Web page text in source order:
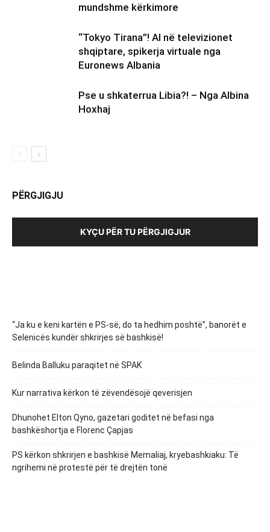
mundshme kërkimore
“Tokyo Tirana”! AI në televizionet
shqiptare, spikerja virtuale nga
Euronews Albania
Pse u shkaterrua Libia?! – Nga Albina
Hoxhaj
PËRGJIGJU
KYÇU PËR TU PËRGJIGJUR
“Ja ku e keni kartën e PS-së, do ta hedhim poshtë”, banorët e
Selenicës kundër shkrirjes së bashkisë!
Belinda Balluku paraqitet në SPAK
Kur narrativa kërkon të zëvendësojë qeverisjen
Dhunohet Elton Qyno, gazetari goditet në befasi nga
bashkëshortja e Florenc Çapjas
PS kërkon shkrirjen e bashkisë Memaliaj, kryebashkiaku: Të
ngrihemi në protestë për të drejtën tonë